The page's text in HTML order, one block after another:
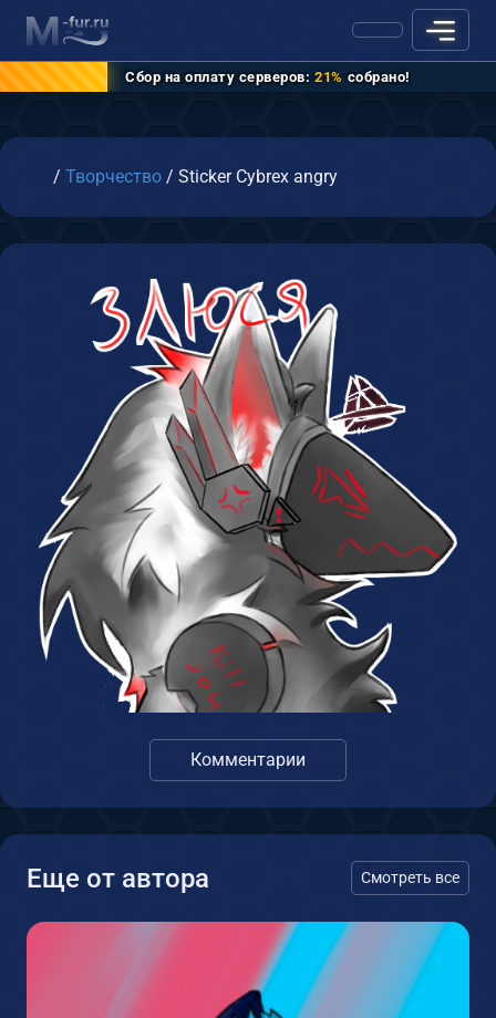
Сбор на оплату серверов: 21% собрано!
Главная
/ Творчество / Sticker Cybrex angry
Комментарии
Еще от автора Смотреть все